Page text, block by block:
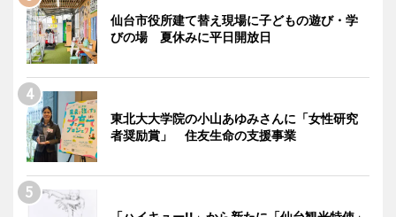
仙台市役所建て替え現場に子どもの遊び・学
びの場 夏休みに平日開放日
東北大大学院の小山あゆみさんに「女性研究
者奨励賞」 住友生命の支援事業